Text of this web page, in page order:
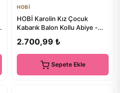
HOBİ
HOBİ Karolin Kız Çocuk
Kabarık Balon Kollu Abiye -
2.700,99 ₺
Sepete Ekle